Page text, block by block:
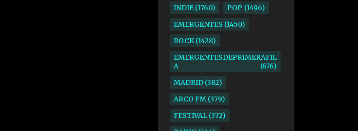
INDIE 1760 POP 1496
EMERGENTES 1450
ROCK 1428
EMERGENTESDEPRIMERAFIL
A
676
MADRID 382
ARCO FM 379
FESTIVAL 372